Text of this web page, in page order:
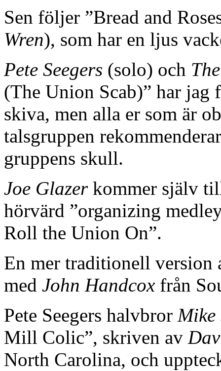
Sen följer ”Bread and
Wren), som har en ljus
Pete Seegers (solo) och
(The Union Scab)” har jag
skiva, men alla er som är
talsgruppen
gruppens skull.
Joe Glazerkommer själv
hörvärd ”organizing
Roll the Union On”.
En mer traditionell
med John Handcox från
Pete Seegers halvbror Mike
Mill Colic”, skriven av
North Carolina, och